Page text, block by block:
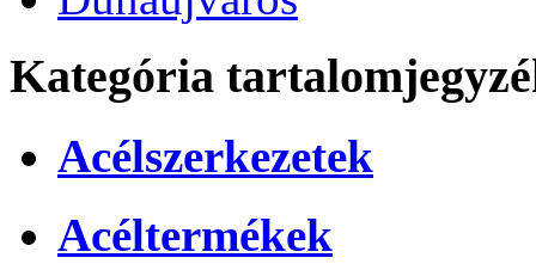
Kategória
Acélszerkezetek
Acéltermékek